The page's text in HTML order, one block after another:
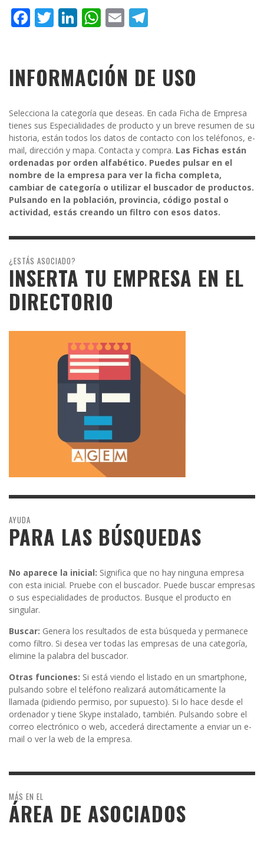
Facebook
Twitter
LinkedIn
WhatsApp
Email
INFORMACIÓN DE USO
Selecciona la categoría que deseas. En cada Ficha de Empresa
tienes sus Especialidades de producto y un breve resumen de su
historia, están todos los datos de contacto con los teléfonos, e-
mail, dirección y mapa. Contacta y compra. Las Fichas están
ordenadas por orden alfabético. Puedes pulsar en el
nombre de la empresa para ver la ficha completa,
cambiar de categoría o utilizar el buscador de productos.
Pulsando en la población, provincia, código postal o
actividad, estás creando un filtro con esos datos.
¿ESTÁS ASOCIADO?
INSERTA TU EMPRESA EN EL
DIRECTORIO
AYUDA
PARA LAS BÚSQUEDAS
No aparece la inicial: Significa que no hay ninguna empresa
con esta inicial. Pruebe con el buscador. Puede buscar empresas
o sus especialidades de productos. Busque el producto en
singular.
Buscar: Genera los resultados de esta búsqueda y permanece
como filtro. Si desea ver todas las empresas de una categoría,
elimine la palabra del buscador.
Otras funciones: Si está viendo el listado en un smartphone,
pulsando sobre el teléfono realizará automáticamente la
llamada (pidiendo permiso, por supuesto). Si lo hace desde el
ordenador y tiene Skype instalado, también. Pulsando sobre el
correo electrónico o web, accederá directamente a enviar un e-
mail o ver la web de la empresa.
MÁS EN EL
ÁREA DE ASOCIADOS